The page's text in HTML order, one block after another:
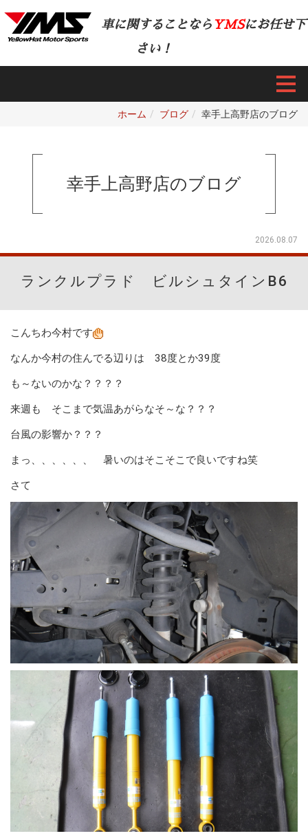
車に関することなら YMSにお任せ下
さい！
ホーム ブログ 幸手上高野店のブログ
幸手上高野店のブログ
2026.08.07
ランクルプラド ビルシュタインB6
こんちわ今村です
なんか今村の住んでる辺りは 38度とか39度
も～ないのかな？？？？
来週も そこまで気温あがらなそ～な？？？
台風の影響か？？？
まっ、、、、、、 暑いのはそこそこで良いですね笑
さて